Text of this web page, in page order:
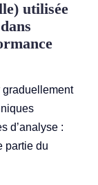
utilisée
graduellement
d’analyse :
partie du